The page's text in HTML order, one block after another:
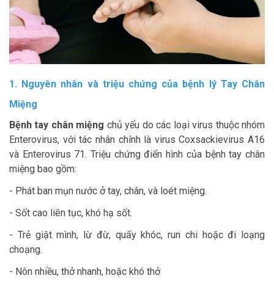
1. Nguyên nhân và triệu chứng của bệnh lý Tay Chân
Miệng
Bệnh tay chân miệng chủ yếu do các loại virus thuộc nhóm
Enterovirus, với tác nhân chính là virus Coxsackievirus A16
và Enterovirus 71. Triệu chứng điển hình của bệnh tay chân
miệng bao gồm:
- Phát ban mụn nước ở tay, chân, và loét miệng.
- Sốt cao liên tục, khó hạ sốt.
- Trẻ giật mình, lừ đừ, quấy khóc, run chi hoặc đi loạng
choạng.
- Nôn nhiều, thở nhanh, hoặc khó thở